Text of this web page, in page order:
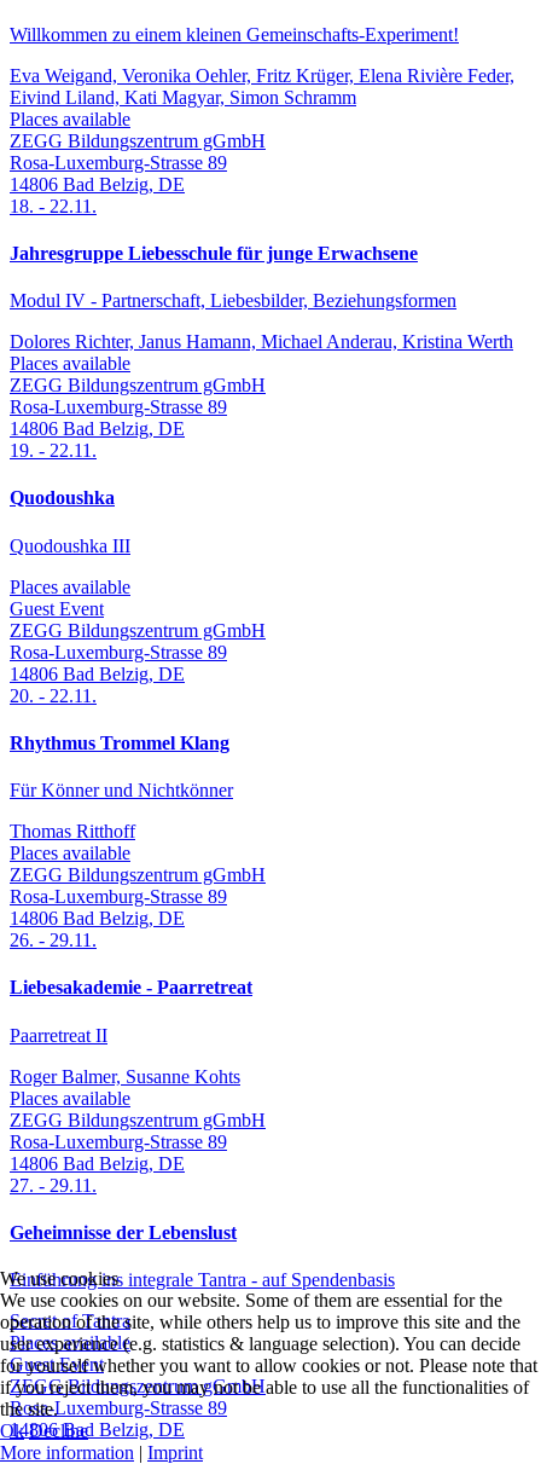
Willkommen zu einem kleinen Gemeinschafts-Experiment!
Eva Weigand, Veronika Oehler, Fritz Krüger, Elena Rivière Feder,
Eivind Liland, Kati Magyar, Simon Schramm
Places available
ZEGG Bildungszentrum gGmbH
Rosa-Luxemburg-Strasse 89
14806 Bad Belzig, DE
18. - 22.11.
Jahresgruppe Liebesschule für junge Erwachsene
Modul IV - Partnerschaft, Liebesbilder, Beziehungsformen
Dolores Richter, Janus Hamann, Michael Anderau, Kristina Werth
Places available
ZEGG Bildungszentrum gGmbH
Rosa-Luxemburg-Strasse 89
14806 Bad Belzig, DE
19. - 22.11.
Quodoushka
Quodoushka III
Places available
Guest Event
ZEGG Bildungszentrum gGmbH
Rosa-Luxemburg-Strasse 89
14806 Bad Belzig, DE
20. - 22.11.
Rhythmus Trommel Klang
Für Könner und Nichtkönner
Thomas Ritthoff
Places available
ZEGG Bildungszentrum gGmbH
Rosa-Luxemburg-Strasse 89
14806 Bad Belzig, DE
26. - 29.11.
Liebesakademie - Paarretreat
Paarretreat II
Roger Balmer, Susanne Kohts
Places available
ZEGG Bildungszentrum gGmbH
Rosa-Luxemburg-Strasse 89
14806 Bad Belzig, DE
27. - 29.11.
Geheimnisse der Lebenslust
Einführung ins integrale Tantra - auf Spendenbasis
Secret of Tantra
Places available
Guest Event
ZEGG Bildungszentrum gGmbH
Rosa-Luxemburg-Strasse 89
14806 Bad Belzig, DE
We use cookies
We use cookies on our website. Some of them are essential for the
operation of the site, while others help us to improve this site and the
user experience (e.g. statistics & language selection). You can decide
for yourself whether you want to allow cookies or not. Please note that
if you reject them, you may not be able to use all the functionalities of
the site.
Ok Decline
More information | Imprint